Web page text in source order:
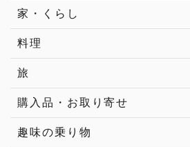
家・くらし
料理
旅
購入品・お取り寄せ
趣味の乗り物